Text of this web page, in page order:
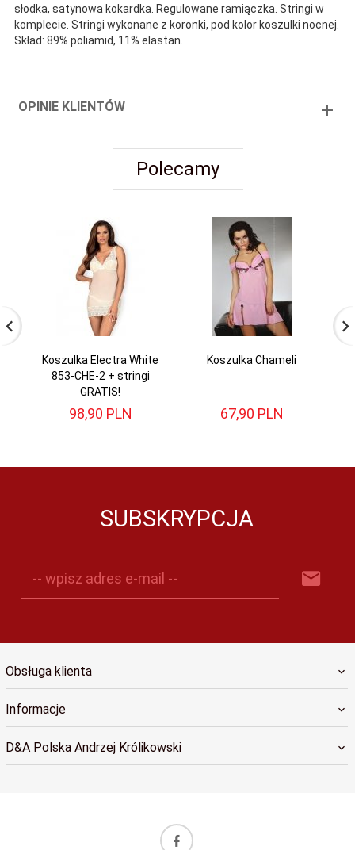
słodka, satynowa kokardka. Regulowane ramiączka. Stringi w
komplecie. Stringi wykonane z koronki, pod kolor koszulki nocnej.
Skład: 89% poliamid, 11% elastan.
OPINIE KLIENTÓW
Polecamy
Koszulka Electra White
853-CHE-2 + stringi
GRATIS!
98,90 PLN
Koszulka Chameli
67,90 PLN
SUBSKRYPCJA
-- wpisz adres e-mail --
Obsługa klienta
Informacje
D&A Polska Andrzej Królikowski